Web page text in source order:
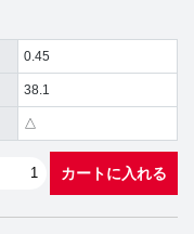
0.45
38.1
△
カートに入れる